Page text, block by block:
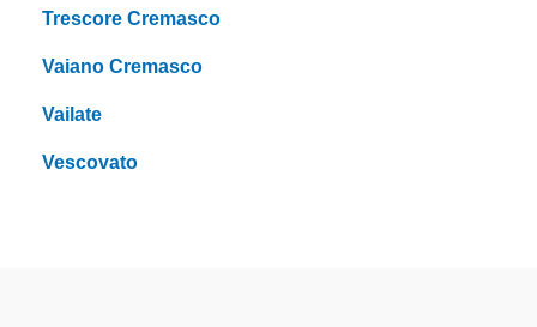
Trescore Cremasco
Vaiano Cremasco
Vailate
Vescovato